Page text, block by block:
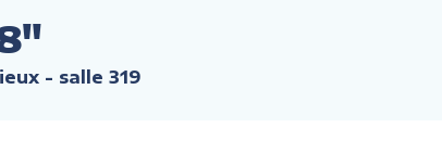
- salle 319